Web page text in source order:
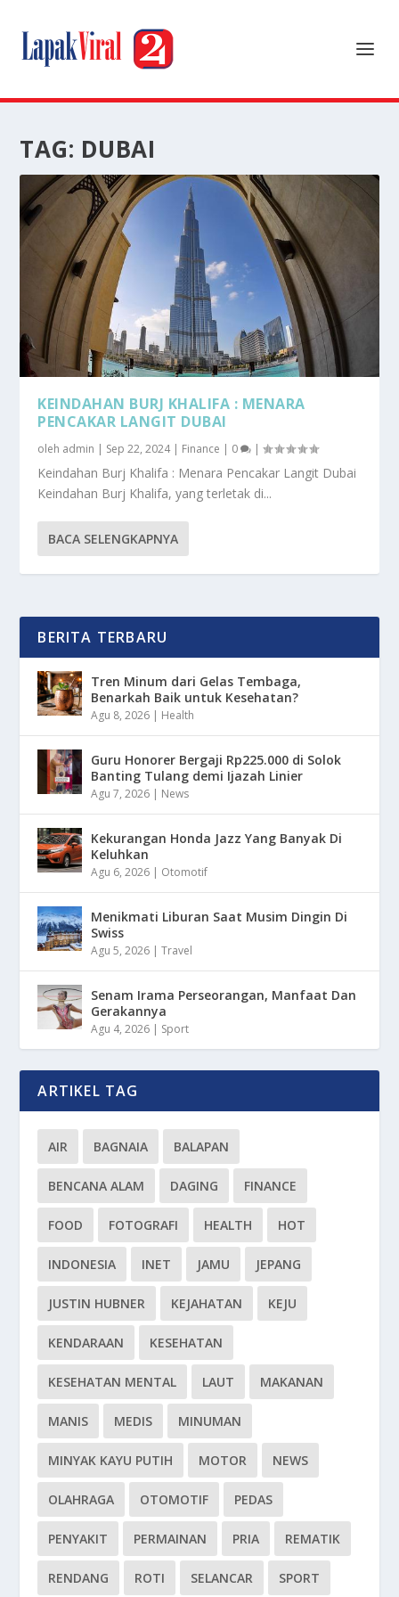
TAG: DUBAI
KEINDAHAN BURJ KHALIFA : MENARA
PENCAKAR LANGIT DUBAI
oleh admin | Sep 22, 2024| Finance | 0 |
Keindahan Burj Khalifa : Menara Pencakar Langit Dubai
Keindahan Burj Khalifa, yang terletak di...
BACA SELENGKAPNYA
BERITA TERBARU
Tren Minum dari Gelas Tembaga,
Benarkah Baik untuk Kesehatan?
Agu 8, 2026 | Health
Guru Honorer Bergaji Rp225.000 di Solok
Banting Tulang demi Ijazah Linier
Agu 7, 2026 | News
Kekurangan Honda Jazz Yang Banyak Di
Keluhkan
Agu 6, 2026 | Otomotif
Menikmati Liburan Saat Musim Dingin Di
Swiss
Agu 5, 2026 |Travel
Senam Irama Perseorangan, Manfaat Dan
Gerakannya
Agu 4, 2026 | Sport
ARTIKEL TAG
AIR BAGNAIA BALAPAN
BENCANA ALAM DAGING FINANCE
FOOD FOTOGRAFI HEALTH HOT
INDONESIA INET JAMU JEPANG
JUSTIN HUBNER KEJAHATAN KEJU
KENDARAAN KESEHATAN
KESEHATAN MENTAL LAUT MAKANAN
MANIS MEDIS MINUMAN
MINYAK KAYU PUTIH MOTOR NEWS
OLAHRAGA OTOMOTIF PEDAS
PENYAKIT PERMAINAN PRIA REMATIK
RENDANG ROTI SELANCAR SPORT